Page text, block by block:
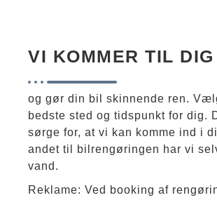
VI KOMMER TIL DIG
og gør din bil skinnende ren.
bedste sted og tidspunkt for dig.
sørge for, at vi kan komme ind i
andet til bilrengøringen har vi
vand.
Reklame: Ved booking af